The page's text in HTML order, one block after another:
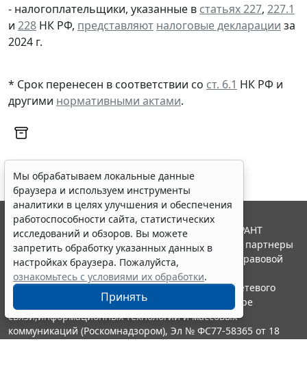
- налогоплательщики, указанные в статьях 227, 227.1
и 228 НК РФ, представляют налоговые декларации за
2024 г.
* Срок перенесен в соответствии со ст. 6.1 НК РФ и
другими нормативными актами.
Мы обрабатываем локальные данные
браузера и используем инструменты
аналитики в целях улучшения и обеспечения
работоспособности сайта, статистических
исследований и обзоров. Вы можете
запретить обработку указанных данных в
настройках браузера. Пожалуйста,
ознакомьтесь с условиями их обработки.
Принять
© ООО "НПП "ГАРАНТ-СЕРВИС", 2026. Система ГАРАНТ
выпускается с 1990 года. Компания "Гарант" и ее партнеры
являются участниками Российской ассоциации правовой
информации ГАРАНТ.
Портал ГАРАНТ.РУ зарегистрирован в качестве сетевого
издания Федеральной службой по надзору в сфере
связи,информационных технологий и массовых
коммуникаций (Роскомнадзором), Эл № ФС77-58365 от 18